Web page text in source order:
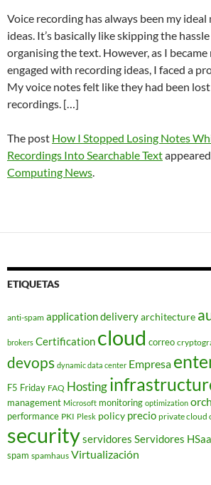
Voice recording has always been my
ideas. It’s basically like skipping the
organising the text. However, as I
engaged with recording ideas, I faced a
My voice notes felt like they had been
recordings. […]
The post How I Stopped Losing Notes
Recordings Into Searchable Text
Computing News.
ETIQUETAS
anti-spam application deliveryarchitecture
brokers Certification cloud correo
devops dynamic data center Empresa
F5 Friday FAQ Hosting
management Microsoft monitoring optimization
performance PKI Plesk policy precio private cloud
securityservidores Servidores
spam spamhaus Virtualización